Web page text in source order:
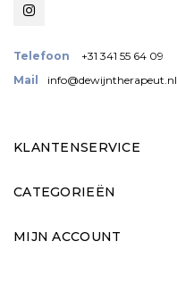
Telefoon
+31 341 55 64 09
Mail
info@dewijntherapeut.nl
KLANTENSERVICE
CATEGORIEËN
MIJN ACCOUNT